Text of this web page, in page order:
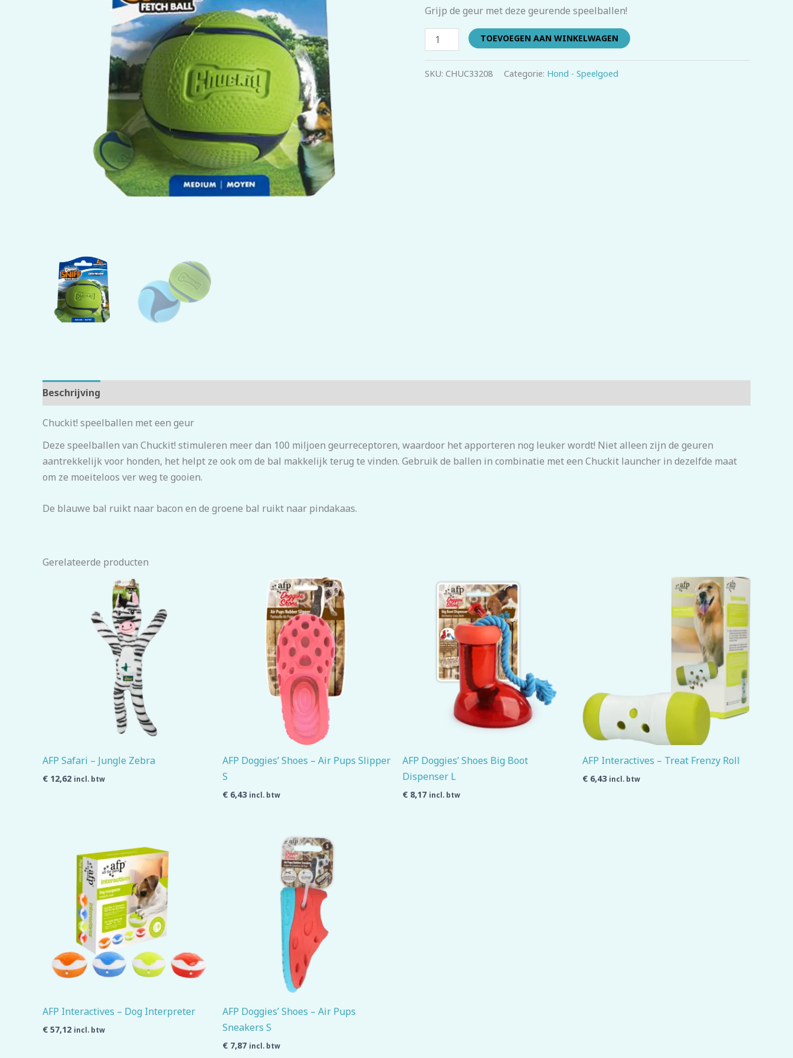
Grijp de geur met deze geurende speelballen!
aantal
TOEVOEGEN AAN WINKELWAGEN
SKU: CHUC33208 Categorie: Hond - Speelgoed
Beschrijving
Chuckit! speelballen met een geur
Deze speelballen van Chuckit! stimuleren meer dan 100 miljoen geurreceptoren, waardoor het apporteren nog leuker wordt! Niet alleen zijn de geuren
aantrekkelijk voor honden, het helpt ze ook om de bal makkelijk terug te vinden. Gebruik de ballen in combinatie met een Chuckit launcher in dezelfde maat
om ze moeiteloos ver weg te gooien.
De blauwe bal ruikt naar bacon en de groene bal ruikt naar pindakaas.
Gerelateerde producten
AFP Safari – Jungle Zebra
€ 12,62 incl. btw
AFP Doggies’ Shoes – Air Pups Slipper
S
€ 6,43 incl. btw
AFP Doggies’ Shoes Big Boot
Dispenser L
€ 8,17 incl. btw
AFP Interactives – Treat Frenzy Roll
€ 6,43 incl. btw
AFP Interactives – Dog Interpreter
€ 57,12 incl. btw
AFP Doggies’ Shoes – Air Pups
Sneakers S
€ 7,87 incl. btw